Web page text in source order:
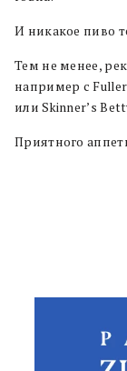
И никакое пиво
Тем не менее,
например с
или Skinner’s
Приятного